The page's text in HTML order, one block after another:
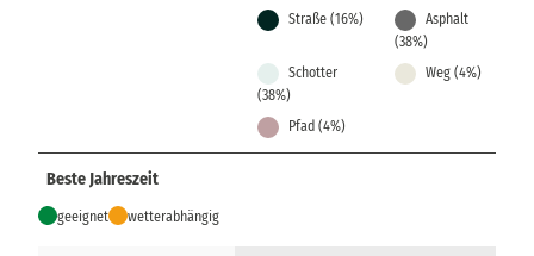
Straße (16%)
Asphalt
(38%)
Schotter
(38%)
Weg (4%)
Pfad (4%)
Beste Jahreszeit
geeignet wetterabhängig